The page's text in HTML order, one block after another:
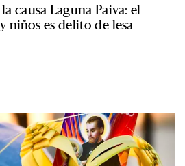
causa Laguna Paiva: el
niños es delito de lesa